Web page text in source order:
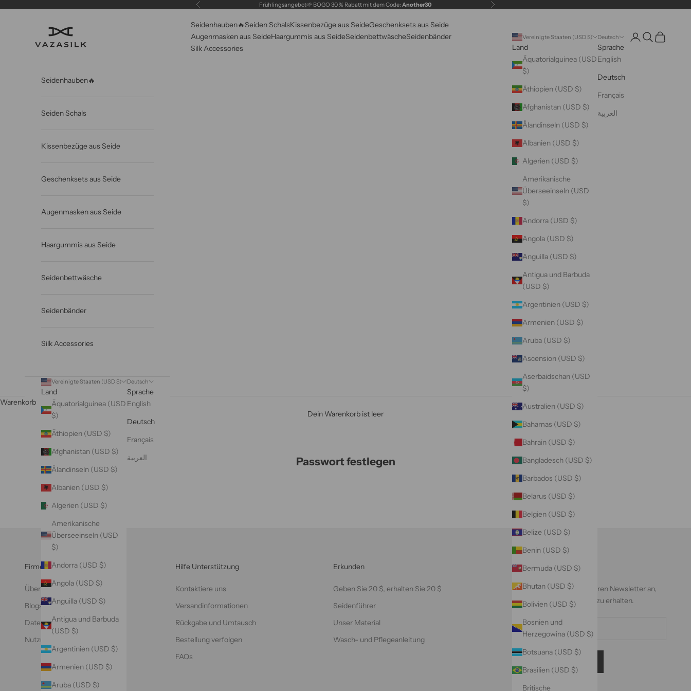
Zurück Frühlingsangebot🌱 BOGO 30 % Rabatt mit dem Code: Another30 Vor
VAZASILK
Seidenhauben🔥Seiden SchalsKissenbezüge aus SeideGeschenksets aus Seide
Augenmasken aus SeideHaargummis aus SeideSeidenbettwäscheSeidenbänder
Silk Accessories
Vereinigte Staaten (USD $)
Land
Äquatorialguinea (USD
$)
Äthiopien (USD $)
Afghanistan (USD $)
Ålandinseln (USD $)
Albanien (USD $)
Algerien (USD $)
Amerikanische
Überseeinseln (USD
$)
Andorra (USD $)
Angola (USD $)
Anguilla (USD $)
Antigua und Barbuda
(USD $)
Argentinien (USD $)
Armenien (USD $)
Aruba (USD $)
Ascension (USD $)
Aserbaidschan (USD
$)
Australien (USD $)
Bahamas (USD $)
Bahrain (USD $)
Bangladesch (USD $)
Barbados (USD $)
Belarus (USD $)
Belgien (USD $)
Belize (USD $)
Benin (USD $)
Bermuda (USD $)
Bhutan (USD $)
Bolivien (USD $)
Bosnien und
Herzegowina (USD $)
Botsuana (USD $)
Brasilien (USD $)
Britische
Deutsch
Sprache
English
Deutsch
Français
العربية
Kontoseite öffnen
Suche öffnen
Seidenhauben🔥
Seiden Schals
Kissenbezüge aus Seide
Geschenksets aus Seide
Augenmasken aus Seide
Haargummis aus Seide
Seidenbettwäsche
Seidenbänder
Silk Accessories
Vereinigte Staaten (USD $)
Land
Äquatorialguinea (USD
$)
Äthiopien (USD $)
Afghanistan (USD $)
Ålandinseln (USD $)
Albanien (USD $)
Algerien (USD $)
Amerikanische
Überseeinseln (USD
$)
Andorra (USD $)
Angola (USD $)
Anguilla (USD $)
Antigua und Barbuda
(USD $)
Argentinien (USD $)
Armenien (USD $)
Aruba (USD $)
Deutsch
Sprache
English
Deutsch
Français
العربية
Warenkorb
Dein Warenkorb ist leer
Passwort festlegen
Firmeninfo
Über VAZASILK
Blogs
Datenschutzrichtlinie
Nutzungsbedingungen
Hilfe Unterstützung
Kontaktiere uns
Versandinformationen
Rückgabe und Umtausch
Bestellung verfolgen
FAQs
Erkunden
Geben Sie 20 $, erhalten Sie 20 $
Seidenführer
Unser Material
Wasch- und Pflegeanleitung
Newsletter
Melden Sie sich für unseren Newsletter an,
um exklusive Angebote zu erhalten.